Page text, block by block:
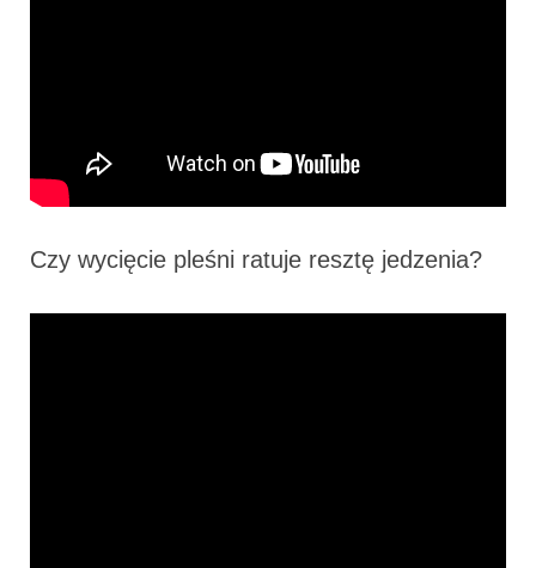
Czy wycięcie pleśni ratuje resztę jedzenia?